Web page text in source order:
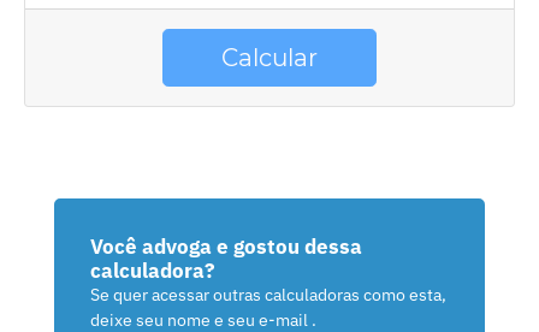
Calcular
Você advoga e gostou dessa
calculadora?
Se quer acessar outras calculadoras como esta,
deixe seu nome e seu e-mail .